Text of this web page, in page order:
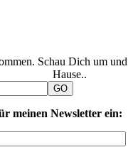
Schau Dich um
Hause..
meinen Newsletter ein: